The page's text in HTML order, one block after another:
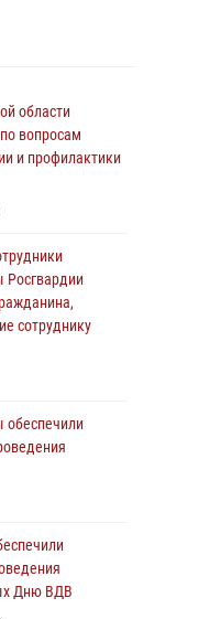
области
вопросам
и профилактики
Росгвардии
сотруднику
обеспечили
Дню ВДВ